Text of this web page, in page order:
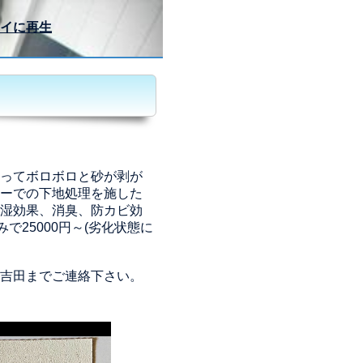
に再生
てボロボロと砂が剥が
での下地処理を施した
効果、消臭、防カビ効
で25000円～(劣化状態に
田までご連絡下さい。